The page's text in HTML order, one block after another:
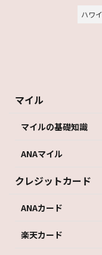
ハワイ
マイル
マイルの基礎知識
ANAマイル
クレジットカード
ANAカード
楽天カード